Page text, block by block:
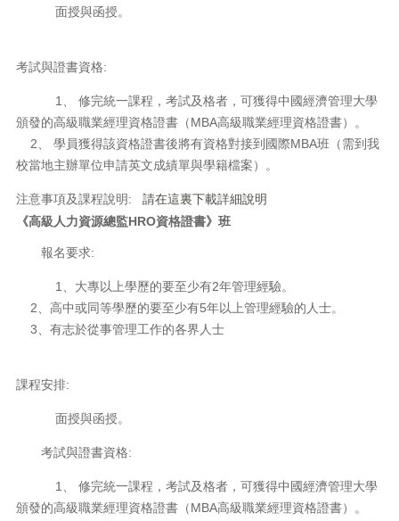
面授與函授。
考試與證書資格:
1、 修完統一課程，考試及格者，可獲得中國經濟管理大學
頒發的高級職業經理資格證書（MBA高級職業經理資格證書）。
2、 學員獲得該資格證書後將有資格對接到國際MBA班（需到我
校當地主辦單位申請英文成績單與學籍檔案）。
注意事項及課程說明: 請在這裏下載詳細說明
《高級人力資源總監HRO資格證書》班
報名要求:
1、大專以上學歷的要至少有2年管理經驗。
2、高中或同等學歷的要至少有5年以上管理經驗的人士。
3、有志於從事管理工作的各界人士
課程安排:
面授與函授。
考試與證書資格:
1、 修完統一課程，考試及格者，可獲得中國經濟管理大學
頒發的高級職業經理資格證書（MBA高級職業經理資格證書）。